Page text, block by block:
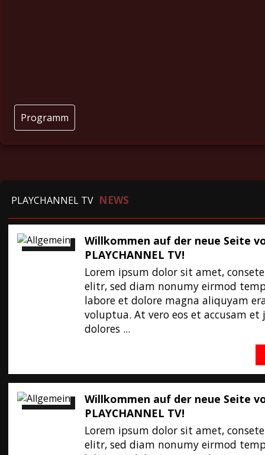
Programm
PLAYCHANNEL TV NEWS
Willkommen auf der neue Seite
PLAYCHANNEL TV!
Lorem ipsum dolor sit amet,
elitr, sed diam nonumy eirmod
labore et dolore magna aliquyam
voluptua. At vero eos et accusam et
dolores ...
Willkommen auf der neue Seite
PLAYCHANNEL TV!
Lorem ipsum dolor sit amet,
elitr, sed diam nonumy eirmod